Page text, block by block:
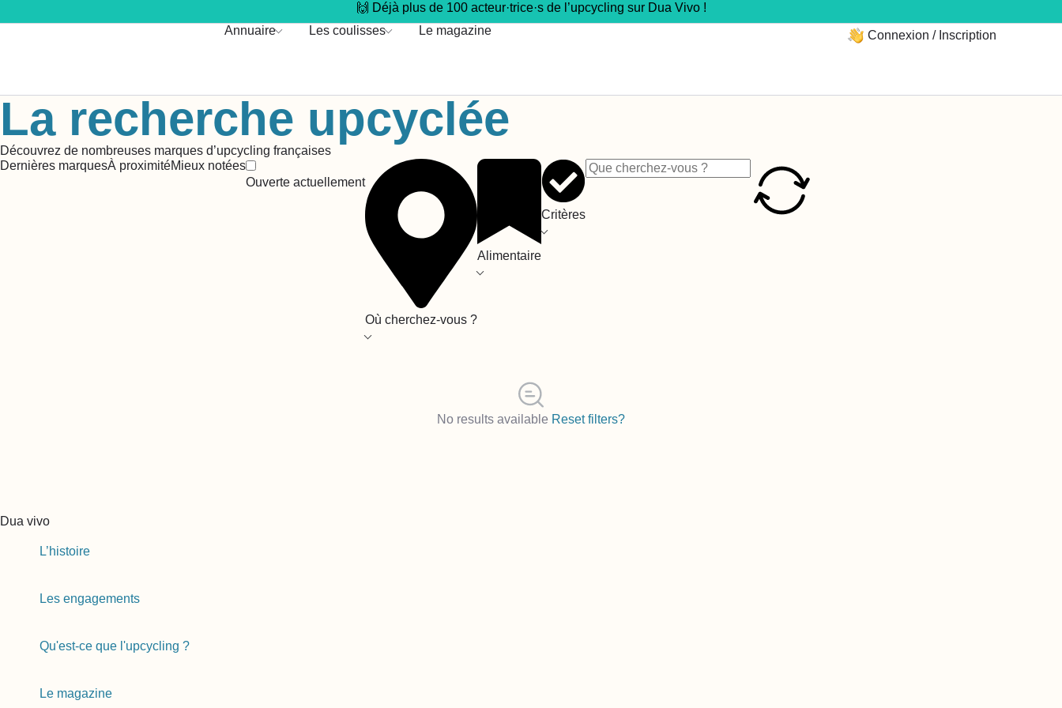
🙌 Déjà plus de 100 acteur·trice·s de l’upcycling sur Dua Vivo !
Annuaire
Les coulisses Le magazine Connexion / Inscription
La recherche upcyclée
Découvrez de nombreuses marques d’upcycling françaises
Dernières marquesÀ proximitéMieux notées
Ouverte actuellement
Où cherchez-vous ?
Alimentaire
Critères
No results available Reset filters?
Dua vivo
L’histoire
Les engagements
Qu'est-ce que l'upcycling ?
Le magazine